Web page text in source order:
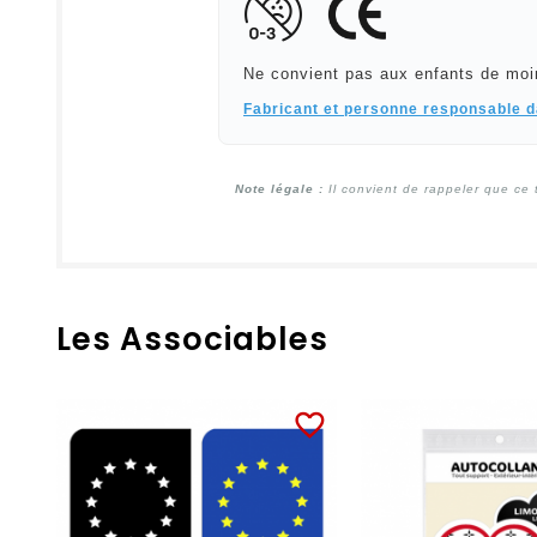
Ne convient pas aux enfants de
Fabricant et personne responsable
Note légale : Il convient de rappeler que ce
Les Associables
favorite_border